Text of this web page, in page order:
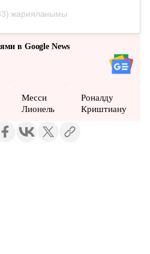
жарияланымы
в Google News
Месси
Лионель
Роналду
Криштиану